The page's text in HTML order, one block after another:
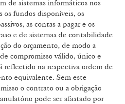
de sistemas informáticos nos
os fundos disponíveis, os
as contas a pagar e os
e de sistemas de contabilidade
do orçamento, de modo a
compromisso válido, único e
reflectido na respectiva ordem de
equivalente. Sem este
o contrato ou a obrigação
pode ser afastado por